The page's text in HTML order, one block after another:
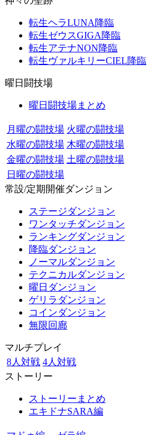
転生ヘラLUNA降臨
転生ゼウスGIGA降臨
転生アテナNON降臨
転生ヴァルキリーCIEL降臨
曜日闘技場
曜日闘技場まとめ
月曜の闘技場 火曜の闘技場
水曜の闘技場 木曜の闘技場
金曜の闘技場 土曜の闘技場
日曜の闘技場
常設/定期開催ダンジョン
ステージダンジョン
ワンタッチダンジョン
ランキングダンジョン
降臨ダンジョン
ノーマルダンジョン
テクニカルダンジョン
曜日ダンジョン
ゲリラダンジョン
コインダンジョン
無限回廊
マルチプレイ
8人対戦 4人対戦
ストーリー
ストーリーまとめ
エキドナSARA編